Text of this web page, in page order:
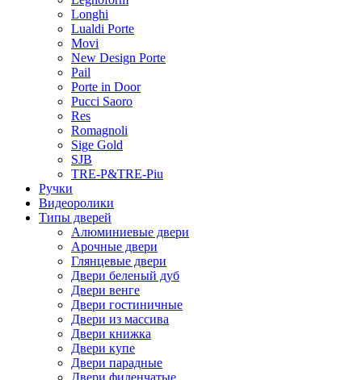
Longhi
Lualdi Porte
Movi
New Design Porte
Pail
Porte in Door
Pucci Saoro
Res
Romagnoli
Sige Gold
SJB
TRE-P&TRE-Piu
Ручки
Видеоролики
Типы дверей
Алюминиевые двери
Арочные двери
Глянцевые двери
Двери беленый дуб
Двери венге
Двери гостиничные
Двери из массива
Двери книжка
Двери купе
Двери парадные
Двери филенчатые